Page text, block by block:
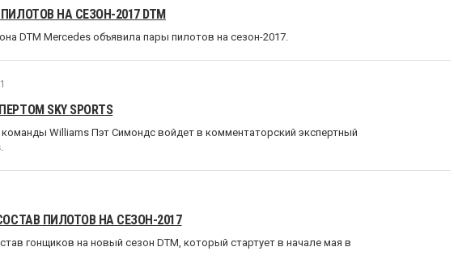
НА СЕЗОН-2017 DTM
DTM Mercedes объявила пары пилотов на сезон-2017.
SKY SPORTS
Williams Пэт Симондс войдет в комментаторский экспертный
СОСТАВ ПИЛОТОВ НА СЕЗОН-2017
гонщиков на новый сезон DTM, который стартует в начале мая в